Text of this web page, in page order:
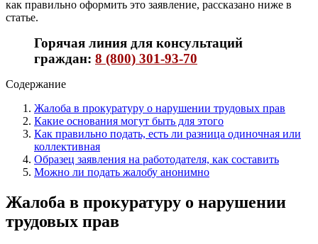
как правильно оформить это заявление, рассказано ниже в
статье.
Горячая линия для консультаций
граждан: 8 (800) 301-93-70
Содержание
Жалоба в прокуратуру о нарушении трудовых прав
Какие основания могут быть для этого
Как правильно подать, есть ли разница одиночная или
коллективная
Образец заявления на работодателя, как составить
Можно ли подать жалобу анонимно
Жалоба в прокуратуру о нарушении
трудовых прав